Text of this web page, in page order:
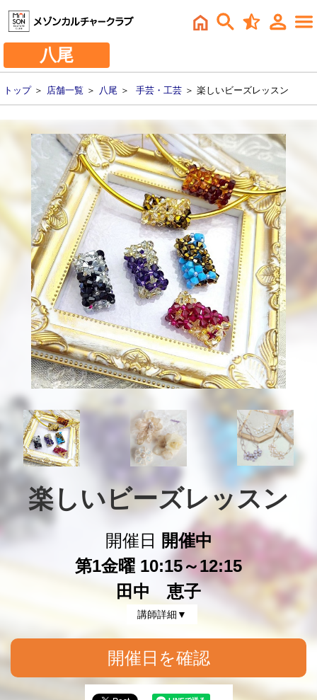
八尾
トップ＞ 店舗一覧 ＞ 八尾 ＞ 手芸・工芸 ＞ 楽しいビーズレッスン
楽しいビーズレッスン
開催日
開催中
第1金曜 10:15～12:15
田中 恵子
講師詳細▼
開催日を確認